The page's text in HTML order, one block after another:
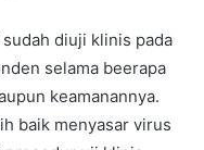
diuji klinis pada
selama beerapa
keamanannya.
baik menyasar virus